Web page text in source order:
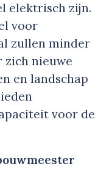
elektrisch zijn.
voor
zullen minder
zich nieuwe
en landschap
voor de